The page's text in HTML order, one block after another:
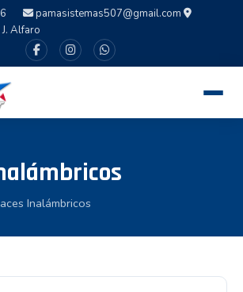
pamasistemas507@gmail.com
Alfaro
Inalámbricos